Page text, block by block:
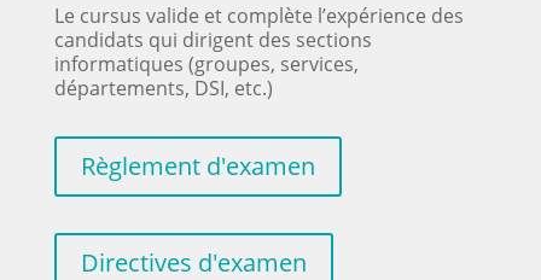
Le cursus valide et complète l’expérience des
candidats qui dirigent des sections
informatiques (groupes, services,
départements, DSI, etc.)
Règlement d'examen
Directives d'examen